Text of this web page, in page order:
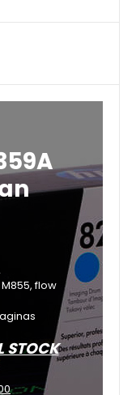
flow
STOCK
El